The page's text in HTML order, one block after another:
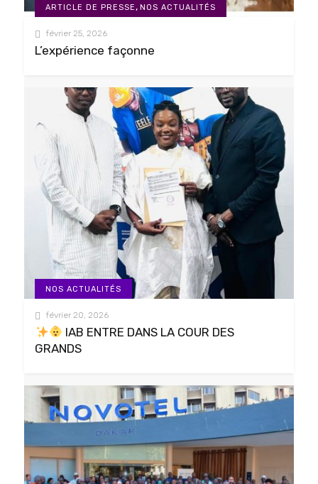
ARTICLE DE PRESSE,NOS ACTUALITÉS
février 25, 2026
L’expérience façonne
NOS ACTUALITÉS
février 20, 2026
IAB ENTRE DANS LA COUR DES
GRANDS